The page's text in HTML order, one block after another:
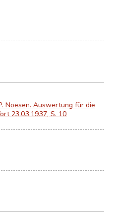
Noesen. Auswertung für die
23.03.1937, S. 10